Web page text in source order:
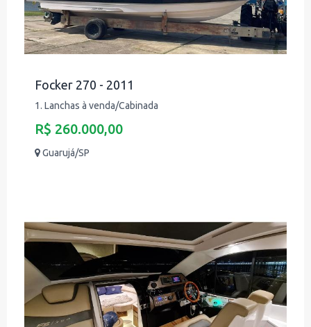
Focker 270 - 2011
1. Lanchas à venda/Cabinada
R$ 260.000,00
Guarujá/SP